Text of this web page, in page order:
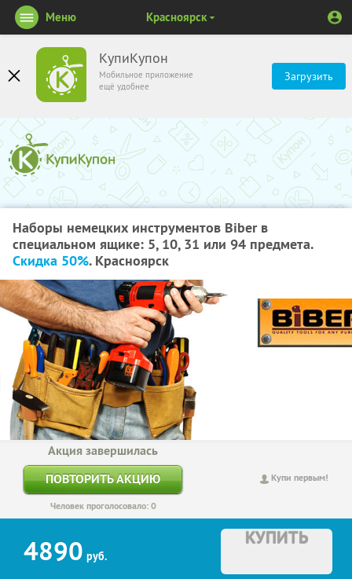
КупиКупон
Мобильное приложение
ещё удобнее
Загрузить
Меню Красноярск
Наборы немецких инструментов Biber в
специальном ящике: 5, 10, 31 или 94 предмета.
Скидка 50%. Красноярск
Купи первым!
Акция завершилась
ПОВТОРИТЬ АКЦИЮ
Человек проголосовало: 0
4890 руб.
КУПИТЬ